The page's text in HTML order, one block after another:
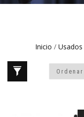
Inicio / Usados